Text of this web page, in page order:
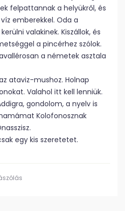
felpattannak a helyükről, és
emberekkel. Oda a
valakinek. Kiszállok, és
a pincérhez szólok.
a németek asztala
ataviz-mushoz. Holnap
Valahol itt kell lenniük.
gondolom, a nyelv is
Kolofonosznak
egy kis szeretetet.